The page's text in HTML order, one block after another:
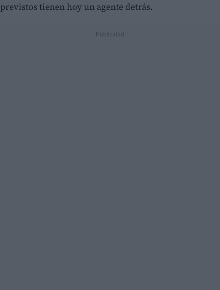
previstos tienen hoy un agente detrás.